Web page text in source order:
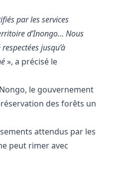
par les services
d’Inongo… Nous
jusqu’à
», a précisé le
le gouvernement
des forêts un
attendus par les
peut rimer avec